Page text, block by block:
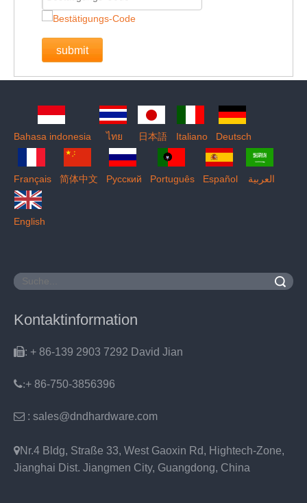
submit
Bahasa indonesia ไทย 日本語 Italiano Deutsch
Français 简体中文 Pусский Português Español العربية
English
Kontaktinformation
: + 86-139 2903 7292 David Jian
:+ 86-750-3856396
 : sales@dndhardware.com
Nr.4 Bldg, Straße 33, West Gaoxin Rd, Hightech-Zone,
Jianghai Dist. Jiangmen City, Guangdong, China